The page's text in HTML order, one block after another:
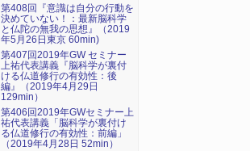
第408回『意識は自分の行動を
決めていない！：最新脳科学
と仏陀の無我の思想』（2019
年5月26日東京 60min)
第407回2019年GW セミナー
上祐代表講義『脳科学が裏付
ける仏道修行の有効性：後
編』（2019年4月29日
129min）
第406回2019年GWセミナー上
祐代表講義「脳科学が裏付け
る仏道修行の有効性：前編」
（2019年4月28日 52min）